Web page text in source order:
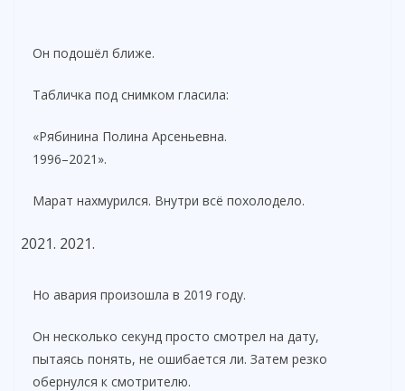
Он подошёл ближе.
Табличка под снимком гласила:
«Рябинина Полина Арсеньевна.
1996–2021».
Марат нахмурился. Внутри всё похолодело.
2021.
Но авария произошла в 2019 году.
Он несколько секунд просто смотрел на дату,
пытаясь понять, не ошибается ли. Затем резко
обернулся к смотрителю.